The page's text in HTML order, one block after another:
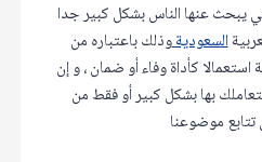
يبحث عنها الناس بشكل كبير جدا
السعوديةوذلك باعتباره من
استعمالا كأداة وفاء أو ضمان ، و إن
بها بشكل كبير أو فقط من
موضوعنا